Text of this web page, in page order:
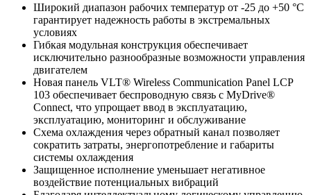
Широкий диапазон рабочих температур от -25 до +50 °C
гарантирует надежность работы в экстремальных
условиях
Гибкая модульная конструкция обеспечивает
исключительно разнообразные возможности управления
двигателем
Новая панель VLT® Wireless Communication Panel LCP
103 обеспечивает беспроводную связь с MyDrive®
Connect, что упрощает ввод в эксплуатацию,
эксплуатацию, мониторинг и обслуживание
Схема охлаждения через обратный канал позволяет
сократить затраты, энергопотребление и габариты
системы охлаждения
Защищенное исполнение уменьшает негативное
воздействие потенциальных вибраций